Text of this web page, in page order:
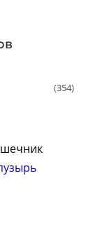
(354)